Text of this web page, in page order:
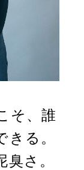
そ、誰
きる。
さ。